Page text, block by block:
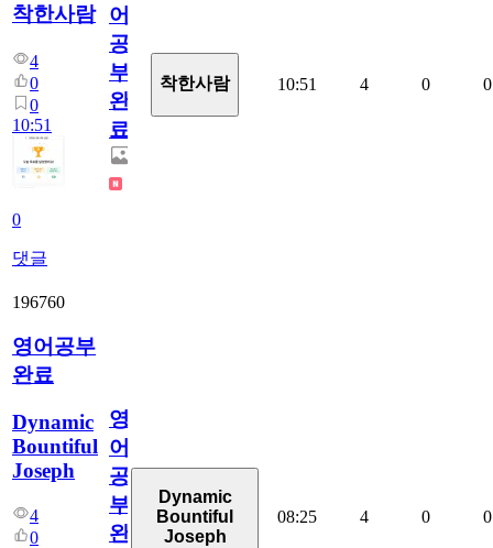
착한사람
4
0
0
10:51
0
댓글
어
공
부
완
료
착한사람 10:51 4 0 0
196760
영어공부
완료
Dynamic
Bountiful
Joseph
4
0
영
어
공
부
완
Dynamic
Bountiful
Joseph
08:25 4 0 0